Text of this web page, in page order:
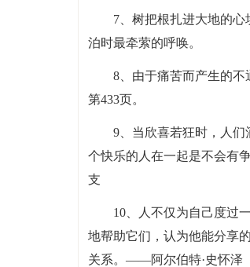
7、树把根扎进大地的
泊时最牵萦的呼唤。
8、由于痛苦而产生的不
第433页。
9、当欣喜若狂时，人
个快乐的人在一起是不会有
支
10、人不仅为自己度过
地帮助它们，认为他能分享
关系。——阿尔伯特·史怀泽